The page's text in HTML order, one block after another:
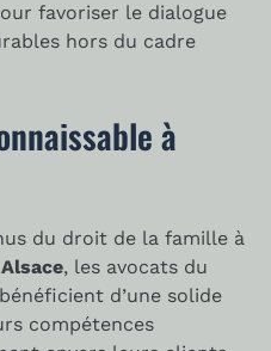
favoriser le dialogue
hors du cadre
à
du droit de la famille à
Alsace, les avocats du
bénéficient d’une solide
compétences